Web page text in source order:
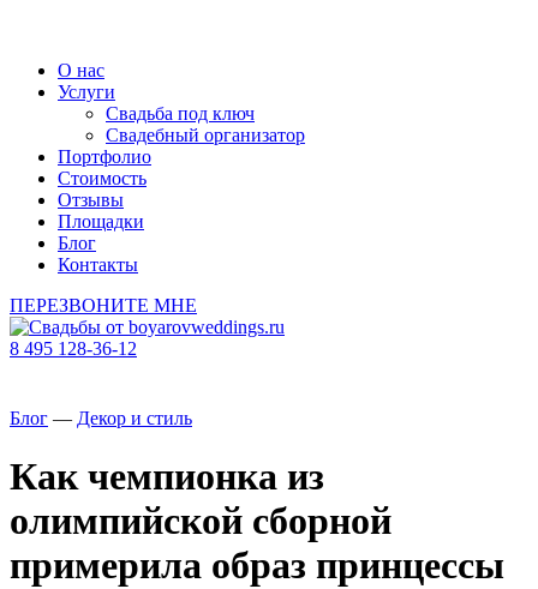
О нас
Услуги
Свадьба под ключ
Свадебный организатор
Портфолио
Стоимость
Отзывы
Площадки
Блог
Контакты
ПЕРЕЗВОНИТЕ МНЕ
8 495 128-36-12
Блог — Декор и стиль
Как чемпионка из
олимпийской сборной
примерила образ принцессы